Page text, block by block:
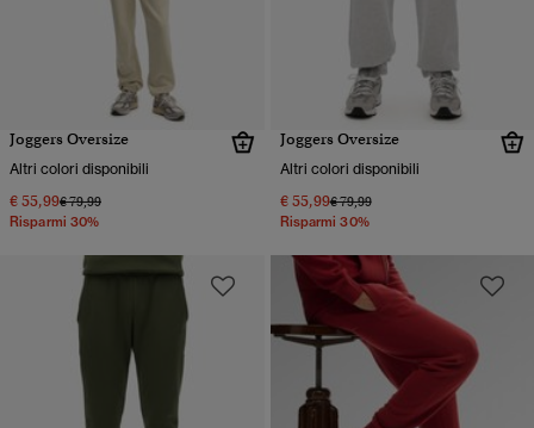
Joggers Oversize
Altri colori disponibili
€ 55,99Prezzo ridotto da
€ 79,99a
Risparmi 30%
Joggers Oversize
Altri colori disponibili
€ 55,99Prezzo ridotto da
€ 79,99a
Risparmi 30%